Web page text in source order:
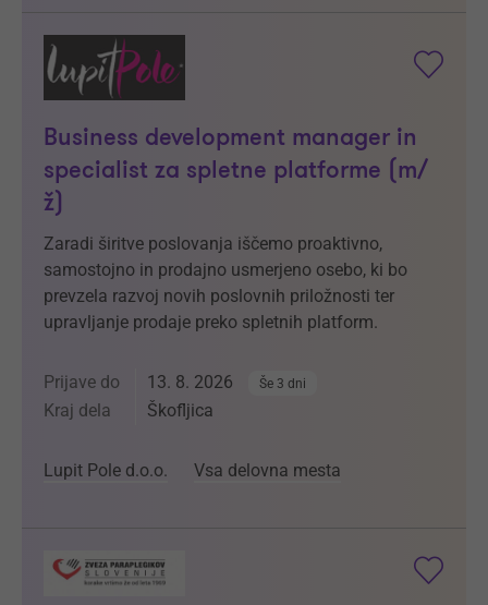
Business development manager in
specialist za spletne platforme (m/
ž)
Zaradi širitve poslovanja iščemo proaktivno,
samostojno in prodajno usmerjeno osebo, ki bo
prevzela razvoj novih poslovnih priložnosti ter
upravljanje prodaje preko spletnih platform.
Prijave do 13. 8. 2026 Še 3 dni
Kraj dela Škofljica
Lupit Pole d.o.o. Vsa delovna mesta